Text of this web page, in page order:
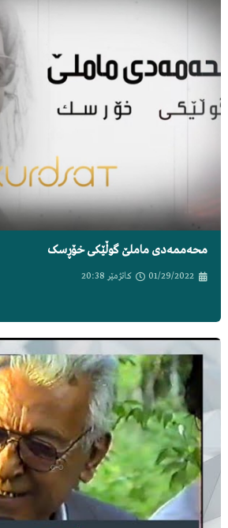
محەممەدی ماملێ گوڵێکی خۆڕسک
01/29/2022 کاتژمێر 20:38